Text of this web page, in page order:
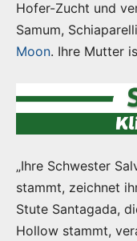
Hofer-Zucht und
Samum,
Moon. Ihre Mutter
„Ihre Schwester
stammt, zeichnet
Stute Santagada,
Hollow stammt,